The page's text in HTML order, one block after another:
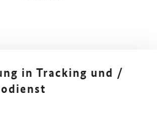
in Tracking und /